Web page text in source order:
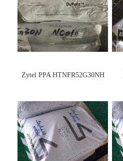
Zytel PPA HTNFR52G30NH